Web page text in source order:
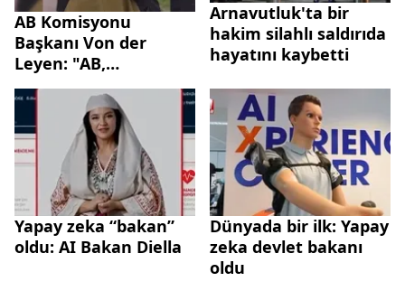
AB Komisyonu
Başkanı Von der
Leyen: "AB,
Srebrenitsa
Soykırımı'nı her
zaman hatırlayacak"
Arnavutluk'ta bir
hakim silahlı saldırıda
hayatını kaybetti
Yapay zeka “bakan”
oldu: AI Bakan Diella
Dünyada bir ilk: Yapay
zeka devlet bakanı
oldu